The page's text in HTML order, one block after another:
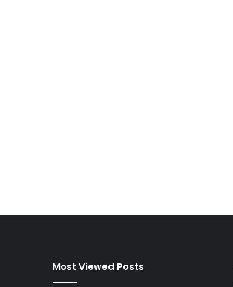
Most Viewed Posts